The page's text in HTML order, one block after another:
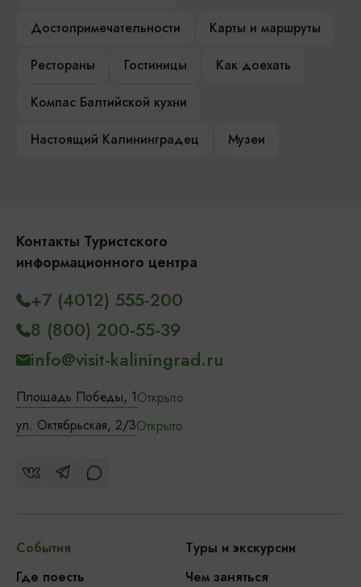
Достопримечательности
Карты и маршруты
Рестораны
Гостиницы
Как доехать
Компас Балтийской кухни
Настоящий Калининградец
Музеи
Контакты Туристского
информационного центра
Площадь Победы, 1Открыто
ул. Октябрьская, 2/3Открыто
+7 (4012) 555-200
8 (800) 200-55-39
info@visit-kaliningrad.ru
События
Туры и экскурсии
Где поесть
Чем заняться